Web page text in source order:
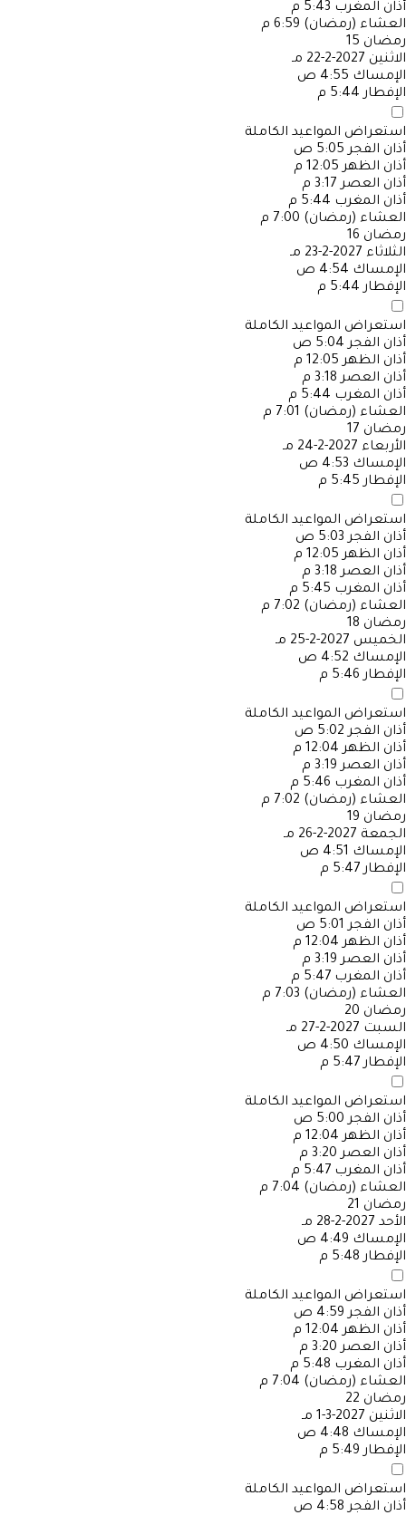
أذان المغرب 5:43 م
العشاء (رمضان) 6:59 م
رمضان 15
الاثنين 2027-2-22 مـ
الإمساك 4:55 ص
الإفطار 5:44 م
استعراض المواعيد الكاملة
أذان الفجر 5:05 ص
أذان الظهر 12:05 م
أذان العصر 3:17 م
أذان المغرب 5:44 م
العشاء (رمضان) 7:00 م
رمضان 16
الثلاثاء 2027-2-23 مـ
الإمساك 4:54 ص
الإفطار 5:44 م
استعراض المواعيد الكاملة
أذان الفجر 5:04 ص
أذان الظهر 12:05 م
أذان العصر 3:18 م
أذان المغرب 5:44 م
العشاء (رمضان) 7:01 م
رمضان 17
الأربعاء 2027-2-24 مـ
الإمساك 4:53 ص
الإفطار 5:45 م
استعراض المواعيد الكاملة
أذان الفجر 5:03 ص
أذان الظهر 12:05 م
أذان العصر 3:18 م
أذان المغرب 5:45 م
العشاء (رمضان) 7:02 م
رمضان 18
الخميس 2027-2-25 مـ
الإمساك 4:52 ص
الإفطار 5:46 م
استعراض المواعيد الكاملة
أذان الفجر 5:02 ص
أذان الظهر 12:04 م
أذان العصر 3:19 م
أذان المغرب 5:46 م
العشاء (رمضان) 7:02 م
رمضان 19
الجمعة 2027-2-26 مـ
الإمساك 4:51 ص
الإفطار 5:47 م
استعراض المواعيد الكاملة
أذان الفجر 5:01 ص
أذان الظهر 12:04 م
أذان العصر 3:19 م
أذان المغرب 5:47 م
العشاء (رمضان) 7:03 م
رمضان 20
السبت 2027-2-27 مـ
الإمساك 4:50 ص
الإفطار 5:47 م
استعراض المواعيد الكاملة
أذان الفجر 5:00 ص
أذان الظهر 12:04 م
أذان العصر 3:20 م
أذان المغرب 5:47 م
العشاء (رمضان) 7:04 م
رمضان 21
الأحد 2027-2-28 مـ
الإمساك 4:49 ص
الإفطار 5:48 م
استعراض المواعيد الكاملة
أذان الفجر 4:59 ص
أذان الظهر 12:04 م
أذان العصر 3:20 م
أذان المغرب 5:48 م
العشاء (رمضان) 7:04 م
رمضان 22
الاثنين 2027-3-1 مـ
الإمساك 4:48 ص
الإفطار 5:49 م
استعراض المواعيد الكاملة
أذان الفجر 4:58 ص